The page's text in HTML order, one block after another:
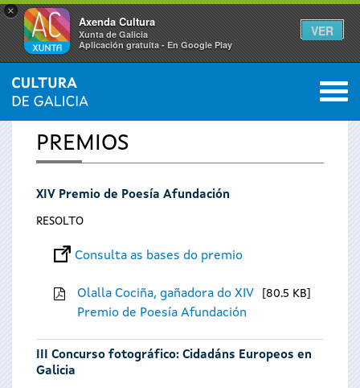
×
Axenda Cultura
Xunta de Galicia
Aplicación gratuíta - En Google Play
VER
Vostede
está
aquí
INICIO 0
PREMIOS
XIV Premio de Poesía Afundación
RESOLTO
Consulta as bases do premio
Olalla Cociña, gañadora do XIV
Premio de Poesía Afundación
80.5 KB
III Concurso fotográfico: Cidadáns Europeos en
Galicia